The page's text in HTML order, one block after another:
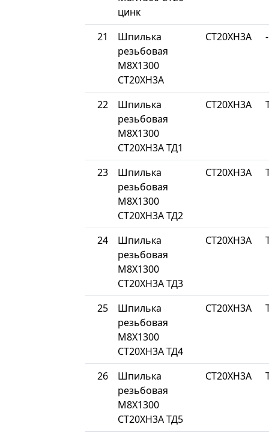
цинк
21
Шпилька
резьбовая
М8Х1300
СТ20ХН3А
СТ20ХН3А -
22
Шпилька
резьбовая
М8Х1300
СТ20ХН3А ТД1
СТ20ХН3А
23
Шпилька
резьбовая
М8Х1300
СТ20ХН3А ТД2
СТ20ХН3А
24
Шпилька
резьбовая
М8Х1300
СТ20ХН3А ТД3
СТ20ХН3А
25
Шпилька
резьбовая
М8Х1300
СТ20ХН3А ТД4
СТ20ХН3А
26
Шпилька
резьбовая
М8Х1300
СТ20ХН3А ТД5
СТ20ХН3А